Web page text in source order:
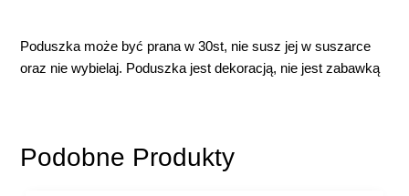
Poduszka może być prana w 30st, nie susz jej w suszarce
oraz niewybielaj. Poduszka jest dekoracją, nie jest zabawką
Podobne Produkty